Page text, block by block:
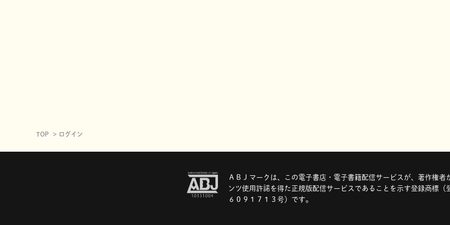
TOP ログイン
ＡＢＪマークは、この電子書店・電子書籍配信サービスが、著作権者
ンツ使用許諾を得た正規版配信サービスであることを示す登録商標（
６０９１７１３号）です。